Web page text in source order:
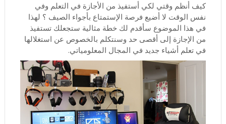
كيف أنظم وقتي لكي أستفيذ من الأجازة في التعلم وفي
نفس الوقت لا أضيع فرصة الإستمتاع بأجواء الصيف ؟ لهذا
في هذا الموضوع سأقدم لك خطة مثالية ستجعلك تستفيذ
من الإجازة إلى أقصى حد وسنتكلم بالخصوص عن استغلالها
في تعلم أشياء جديد في المجال المعلومياتي.